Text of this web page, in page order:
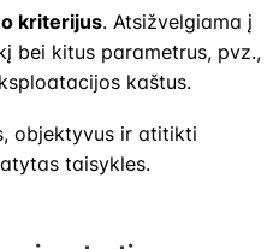
kriterijus. Atsižvelgiama į
bei kitus parametrus, pvz.,
kaštus.
objektyvus ir atitikti
taisykles.